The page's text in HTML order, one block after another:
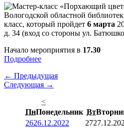
Вологодской областной
класс, который пройдет 6 марта
д. 34 (вход со стороны ул.
Начало мероприятия в 17.30
Подробнее
← Предыдущая
Следующая →
<
ПнПонедельник Вт
2626.12.2022 27